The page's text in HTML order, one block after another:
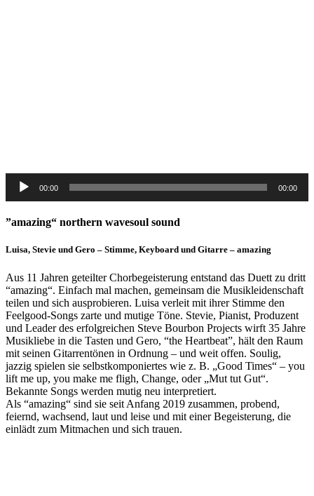
Audio-
Player
00:00 00:00
”amazing“ northern wavesoul sound
Luisa, Stevie und Gero – Stimme, Keyboard und Gitarre – amazing
Aus 11 Jahren geteilter Chorbegeisterung entstand das Duett zu dritt
“amazing“. Einfach mal machen, gemeinsam die Musikleidenschaft
teilen und sich ausprobieren. Luisa verleit mit ihrer Stimme den
Feelgood-Songs zarte und mutige Töne. Stevie, Pianist, Produzent
und Leader des erfolgreichen Steve Bourbon Projects wirft 35 Jahre
Musikliebe in die Tasten und Gero, “the Heartbeat”, hält den Raum
mit seinen Gitarrentönen in Ordnung – und weit offen. Soulig,
jazzig spielen sie selbstkomponiertes wie z. B. „Good Times“ – you
lift me up, you make me fligh, Change, oder „Mut tut Gut“.
Bekannte Songs werden mutig neu interpretiert.
Als “amazing“ sind sie seit Anfang 2019 zusammen, probend,
feiernd, wachsend, laut und leise und mit einer Begeisterung, die
einlädt zum Mitmachen und sich trauen.